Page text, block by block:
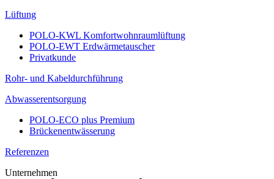
Lüftung
POLO-KWL Komfortwohnraumlüftung
POLO-EWT Erdwärmetauscher
Privatkunde
Rohr- und Kabeldurchführung
Abwasserentsorgung
POLO-ECO plus Premium
Brückenentwässerung
Referenzen
Unternehmen